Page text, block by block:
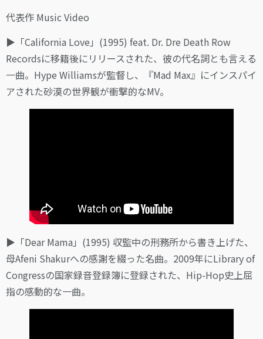
代表作 Music Video
▶︎「California Love」(1995) feat. Dr. Dre Death Row
Recordsに移籍後にリリースされた、彼の代名詞とも言える
一曲。Hype Williamsが監督し、『Mad Max』にインスパイ
アされた砂漠の世界観が衝撃的なMV。
▶︎「Dear Mama」(1995) 収監中の刑務所から書き上げた、
母Afeni Shakurへの感謝を綴った名曲。2009年にLibrary of
Congressの国家録音登録簿に登録された、Hip-Hop史上屈
指の感動的な一曲。